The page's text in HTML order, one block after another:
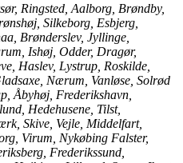
Ringsted, Aalborg, Brøndby,
Silkeborg, Esbjerg,
Brønderslev, Jyllinge,
Ishøj, Odder, Dragør,
Haslev, Lystrup, Roskilde,
Nærum, Vanløse, Solrød
Åbyhøj, Frederikshavn,
Hedehusene, Tilst,
Skive, Vejle, Middelfart,
Virum, Nykøbing Falster,
Frederikssund,